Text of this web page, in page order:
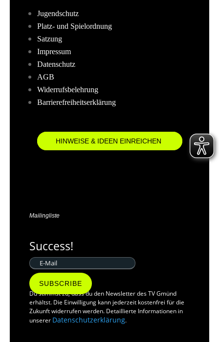
Jugendschutz
Platz- und Spielordnung
Satzung
Impressum
Datenschutz
AGB
Widerrufsbelehrung
Barrierefreiheitserklärung
HINWEISE & IDEEN EINREICHEN
Mailingliste
Success!
SUBSCRIBE
Du stimmst zu, dass du den Newsletter des TV Gmünd
erhältst. Die Einwilligung kann jederzeit kostenfrei für die
Zukunft widerrufen werden. Detaillierte Informationen in
unserer Datenschutzerklärung.